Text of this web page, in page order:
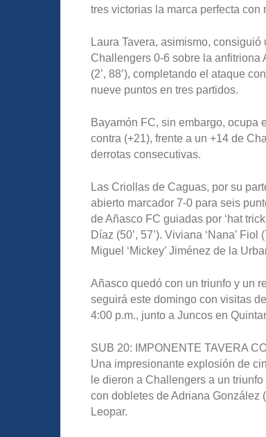
tres victorias la marca perfecta con
Laura Tavera, asimismo, consiguió
Challengers 0-6 sobre la anfitriona
(2’, 88’), completando el ataque
nueve puntos en tres partidos.
Bayamón FC, sin embargo, ocupa
contra (+21), frente a un +14 de
derrotas consecutivas.
Las Criollas de Caguas, por su
abierto marcador 7-0 para seis
de Añasco FC guiadas por ‘hat
Díaz (50’, 57’). Viviana ‘Nana’
Miguel ‘Mickey’ Jiménez de la
Añasco quedó con un triunfo y un
seguirá este domingo con visitas
4:00 p.m., junto a Juncos en
SUB 20: IMPONENTE TAVERA
Una impresionante explosión de
le dieron a Challengers a un
con dobletes de Adriana González
Leopar.